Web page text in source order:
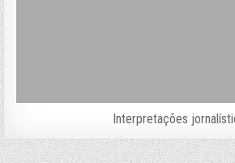
Interpretações